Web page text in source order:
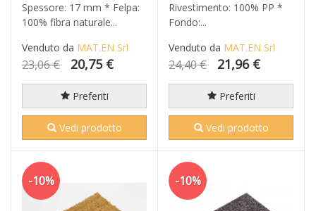
Spessore: 17 mm * Felpa:
100% fibra naturale...
Venduto da MAT.EN Srl
23,06 € 20,75 €
Preferiti
Vedi prodotto
Rivestimento: 100% PP *
Fondo:...
Venduto da MAT.EN Srl
24,40 € 21,96 €
Preferiti
Vedi prodotto
-10% -10%